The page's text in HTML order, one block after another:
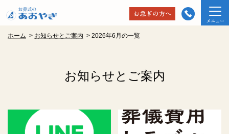
ホーム > お知らせとご案内 > 2026年6月の一覧
お知らせとご案内